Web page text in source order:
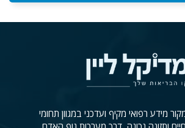
מידע רפואי מקיף ועדכני במגוון תחומי